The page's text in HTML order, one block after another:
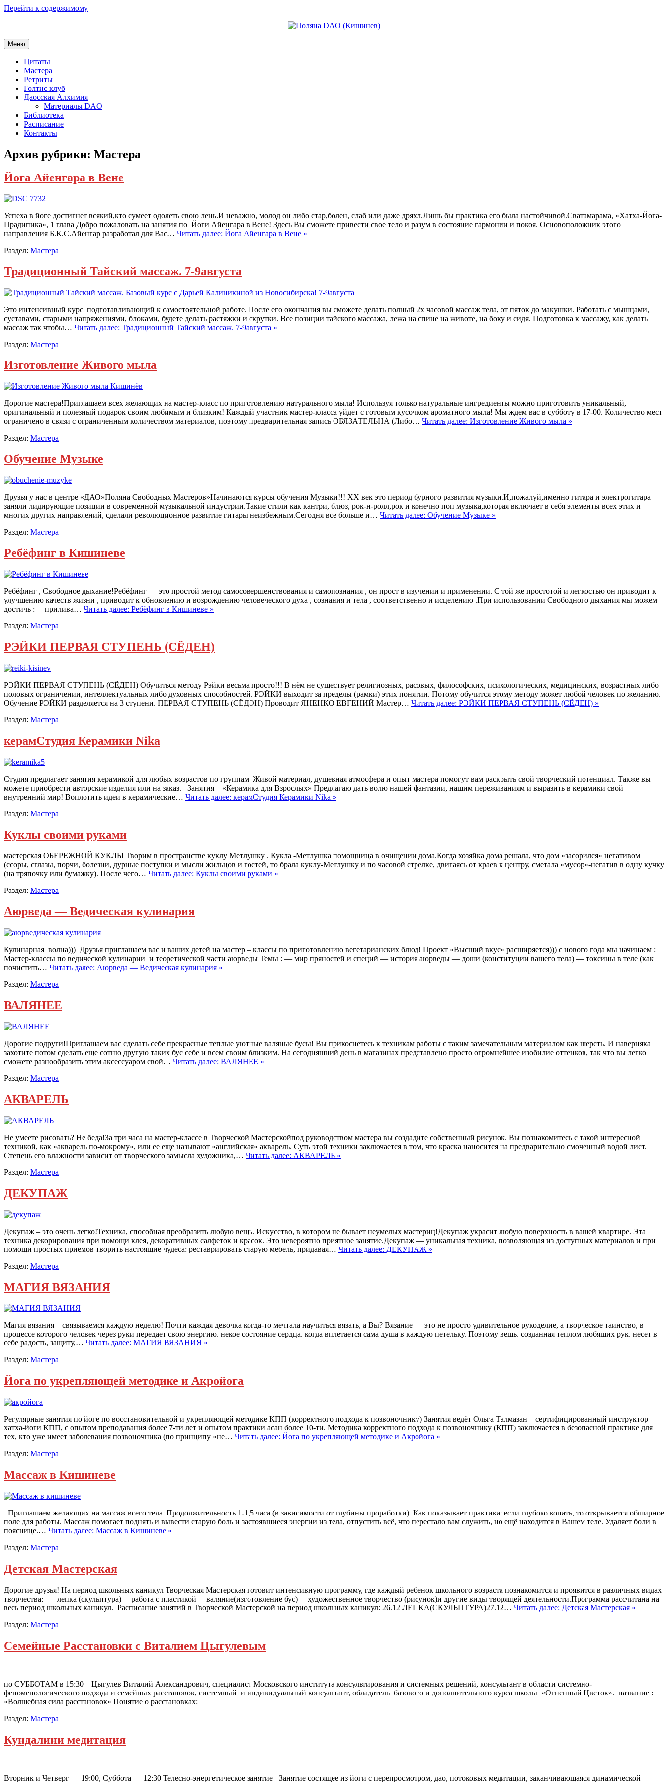
Перейти к содержимому
Меню
Цитаты
Мастера
Ретриты
Голтис клуб
Даосская Алхимия
Материалы DAO
Библиотека
Расписание
Контакты
Архив рубрики: Мастера
Йога Айенгара в Вене
Успеха в йоге достигнет всякий,кто сумеет одолеть свою лень.И неважно, молод он либо стар,болен, слаб или даже дряхл.Лишь бы практика его была настойчивой.Сватамарама, «Хатха-Йога-
Прадипика», 1 глава Добро пожаловать на занятия по Йоги Айенгара в Вене! Здесь Вы сможете привести свое тело и разум в состояние гармонии и покоя. Основоположник этого
направления Б.К.С.Айенгар разработал для Вас… Читать далее: Йога Айенгара в Вене »
Раздел: Мастера
Традиционный Тайский массаж. 7-9августа
Это интенсивный курс, подготавливающий к самостоятельной работе. После его окончания вы сможете делать полный 2х часовой массаж тела, от пяток до макушки. Работать с мышцами,
суставами, старыми напряжениями, блоками, будете делать растяжки и скрутки. Все позиции тайского массажа, лежа на спине на животе, на боку и сидя. Подготовка к массажу, как делать
массаж так чтобы… Читать далее: Традиционный Тайский массаж. 7-9августа »
Раздел: Мастера
Изготовление Живого мыла
Дорогие мастера!Приглашаем всех желающих на мастер-класс по приготовлению натурального мыла! Используя только натуральные ингредиенты можно приготовить уникальный,
оригинальный и полезный подарок своим любимым и близким! Каждый участник мастер-класса уйдет с готовым кусочком ароматного мыла! Мы ждем вас в субботу в 17-00. Количество мест
ограничено в связи с ограниченным количеством материалов, поэтому предварительная запись ОБЯЗАТЕЛЬНА (Либо… Читать далее: Изготовление Живого мыла »
Раздел: Мастера
Обучение Музыке
Друзья у нас в центре «ДАО»Поляна Свободных Мастеров»Начинаются курсы обучения Музыки!!! ХХ век это период бурного развития музыки.И,пожалуй,именно гитара и электрогитара
заняли лидирующие позиции в современной музыкальной индустрии.Такие стили как кантри, блюз, рок-н-ролл,рок и конечно поп музыка,которая включает в себя элементы всех этих и
многих других направлений, сделали революционное развитие гитары неизбежным.Сегодня все больше и… Читать далее: Обучение Музыке »
Раздел: Мастера
Ребёфинг в Кишиневе
Ребёфинг , Свободное дыхание!Ребёфинг — это простой метод самосовершенствования и самопознания , он прост в изучении и применении. С той же простотой и легкостью он приводит к
улучшению качеств жизни , приводит к обновлению и возрождению человеческого духа , сознания и тела , соответственно и исцелению .При использовании Свободного дыхания мы можем
достичь :— прилива… Читать далее: Ребёфинг в Кишиневе »
Раздел: Мастера
РЭЙКИ ПЕРВАЯ СТУПЕНЬ (СЁДЕН)
РЭЙКИ ПЕРВАЯ СТУПЕНЬ (СЁДЕН) Обучиться методу Рэйки весьма просто!!! В нём не существует религиозных, расовых, философских, психологических, медицинских, возрастных либо
половых ограничении, интеллектуальных либо духовных способностей. РЭЙКИ выходит за пределы (рамки) этих понятии. Потому обучится этому методу может любой человек по желанию.
Обучение РЭЙКИ разделяется на 3 ступени. ПЕРВАЯ СТУПЕНЬ (СЁДЭН) Проводит ЯНЕНКО ЕВГЕНИЙ Мастер… Читать далее: РЭЙКИ ПЕРВАЯ СТУПЕНЬ (СЁДЕН) »
Раздел: Мастера
керамСтудия Керамики Nika
Студия предлагает занятия керамикой для любых возрастов по группам. Живой материал, душевная атмосфера и опыт мастера помогут вам раскрыть свой творческий потенциал. Также вы
можете приобрести авторские изделия или на заказ. Занятия – «Керамика для Взрослых» Предлагаю дать волю нашей фантазии, нашим переживаниям и выразить в керамики свой
внутренний мир! Воплотить идеи в керамические… Читать далее: керамСтудия Керамики Nika »
Раздел: Мастера
Куклы своими руками
мастерская ОБЕРЕЖНОЙ КУКЛЫ Творим в пространстве куклу Метлушку . Кукла -Метлушка помощница в очищении дома.Когда хозяйка дома решала, что дом «засорился» негативом
(ссоры, сглазы, порчи, болезни, дурные поступки и мысли жильцов и гостей, то брала куклу-Метлушку и по часовой стрелке, двигаясь от краев к центру, сметала «мусор»-негатив в одну кучку
(на тряпочку или бумажку). После чего… Читать далее: Куклы своими руками »
Раздел: Мастера
Аюрведа — Ведическая кулинария
Кулинарная волна))) Друзья приглашаем вас и ваших детей на мастер – классы по приготовлению вегетарианских блюд! Проект «Высший вкус» расширяется))) с нового года мы начинаем :
Мастер-классы по ведической кулинарии и теоретической части аюрведы Темы : — мир пряностей и специй — история аюрведы — доши (конституции вашего тела) — токсины в теле (как
почистить… Читать далее: Аюрведа — Ведическая кулинария »
Раздел: Мастера
ВАЛЯНЕЕ
Дорогие подруги!Приглашаем вас сделать себе прекрасные теплые уютные валяные бусы! Вы прикоснетесь к техникам работы с таким замечательным материалом как шерсть. И наверняка
захотите потом сделать еще сотню другую таких бус себе и всем своим близким. На сегодняшний день в магазинах представлено просто огромнейшее изобилие оттенков, так что вы легко
сможете разнообразить этим аксессуаром свой… Читать далее: ВАЛЯНЕЕ »
Раздел: Мастера
АКВАРЕЛЬ
Не умеете рисовать? Не беда!За три часа на мастер-классе в Творческой Мастерскойпод руководством мастера вы создадите собственный рисунок. Вы познакомитесь с такой интересной
техникой, как «акварель по-мокрому», или ее еще называют «английская» акварель. Суть этой техники заключается в том, что краска наносится на предварительно смоченный водой лист.
Степень его влажности зависит от творческого замысла художника,… Читать далее: АКВАРЕЛЬ »
Раздел: Мастера
ДЕКУПАЖ
Декупаж – это очень легко!Техника, способная преобразить любую вещь. Искусство, в котором не бывает неумелых мастериц!Декупаж украсит любую поверхность в вашей квартире. Эта
техника декорирования при помощи клея, декоративных салфеток и красок. Это невероятно приятное занятие.Декупаж — уникальная техника, позволяющая из доступных материалов и при
помощи простых приемов творить настоящие чудеса: реставрировать старую мебель, придавая… Читать далее: ДЕКУПАЖ »
Раздел: Мастера
МАГИЯ ВЯЗАНИЯ
Магия вязания – связываемся каждую неделю! Почти каждая девочка когда-то мечтала научиться вязать, а Вы? Вязание — это не просто удивительное рукоделие, а творческое таинство, в
процессе которого человек через руки передает свою энергию, некое состояние сердца, когда вплетается сама душа в каждую петельку. Поэтому вещь, созданная теплом любящих рук, несет в
себе радость, защиту,… Читать далее: МАГИЯ ВЯЗАНИЯ »
Раздел: Мастера
Йога по укрепляющей методике и Акройога
Регулярные занятия по йоге по восстановительной и укрепляющей методике КПП (корректного подхода к позвоночнику) Занятия ведёт Ольга Талмазан – сертифицированный инструктор
хатха-йоги КПП, с опытом преподавания более 7-ти лет и опытом практики асан более 10-ти. Методика корректного подхода к позвоночнику (КПП) заключается в безопасной практике для
тех, кто уже имеет заболевания позвоночника (по принципу «не… Читать далее: Йога по укрепляющей методике и Акройога »
Раздел: Мастера
Массаж в Кишиневе
Приглашаем желающих на массаж всего тела. Продолжительность 1-1,5 часа (в зависимости от глубины проработки). Как показывает практика: если глубоко копать, то открывается обширное
поле для работы. Массаж помогает поднять и вывести старую боль и застоявшиеся энергии из тела, отпустить всё, что перестало вам служить, но ещё находится в Вашем теле. Удаляет боли в
пояснице.… Читать далее: Массаж в Кишиневе »
Раздел: Мастера
Детская Мастерская
Дорогие друзья! На период школьных каникул Творческая Мастерская готовит интенсивную программу, где каждый ребенок школьного возраста познакомится и проявится в различных видах
творчества: — лепка (скульптура)— работа с пластикой— валяние(изготовление бус)— художественное творчество (рисунок)и другие виды творящей деятельности.Программа рассчитана на
весь период школьных каникул. Расписание занятий в Творческой Мастерской на период школьных каникул: 26.12 ЛЕПКА(СКУЛЬПТУРА)27.12… Читать далее: Детская Мастерская »
Раздел: Мастера
Семейные Расстановки с Виталием Цыгулевым
по СУББОТАМ в 15:30 Цыгулев Виталий Александрович, специалист Московского института консультирования и системных решений, консультант в области системно-
феноменологического подхода и семейных расстановок, системный и индивидуальный консультант, обладатель базового и дополнительного курса школы «Огненный Цветок». название :
«Волшебная сила расстановок» Понятие о расстановках:
Раздел: Мастера
Кундалини медитация
Вторник и Четверг — 19:00, Суббота — 12:30 Телесно-энергетическое занятие Занятие состящее из йоги с перепросмотром, дао, потоковых медитации, заканчивающаяся динамической